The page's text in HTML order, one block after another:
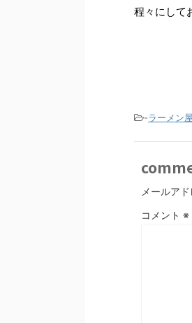
程々にして
-ラーメン屋
メールア
コメント ※